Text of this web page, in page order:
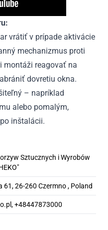
vrátiť v prípade aktivácie
mechanizmus proti
montáži reagovať na
dovretiu okna.
– napríklad
alebo pomalým,
inštalácii.
Sztucznych i Wyrobów
61, 26-260 Czermno , Poland
+48447873000